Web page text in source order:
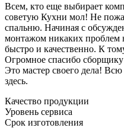
Всем, кто еще выбирает
советую Кухни мол! Не
спальню. Начиная с
монтажом никаких проблем
быстро и качественно. К
Огромное спасибо сборщику
Это мастер своего дела! Всю
здесь.
Качество продукции
Уровень сервиса
Срок изготовления